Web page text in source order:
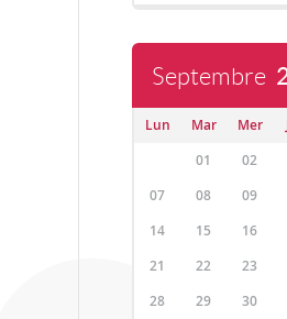
Septembre
Lun Mar Mer
01
02
07
08 09
14
15 16
21
22 23
28
29 30